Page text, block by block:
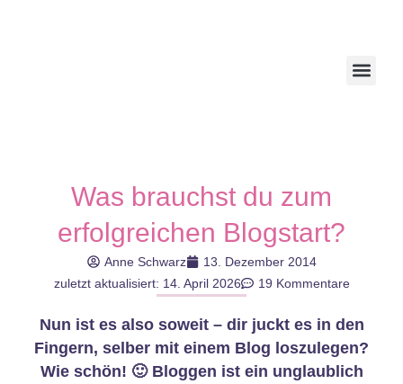
Was brauchst du zum
erfolgreichen Blogstart?
Anne Schwarz
13. Dezember 2014
zuletzt aktualisiert: 14. April 2026
19 Kommentare
Nun ist es also soweit – dir juckt es in den
Fingern, selber mit einem Blog loszulegen?
Wie schön! 🙂 Bloggen ist ein unglaublich